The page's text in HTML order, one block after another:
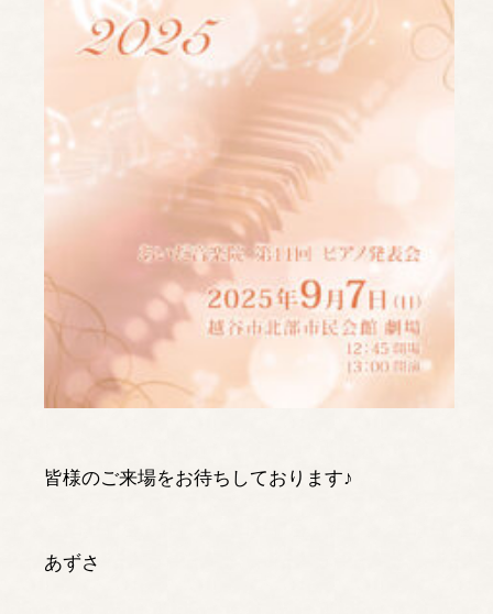
皆様のご来場をお待ちしております♪
あずさ